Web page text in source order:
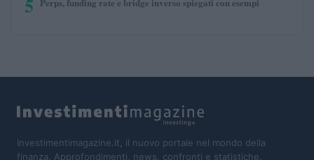
5
Investimentimagazine.it, il nuovo portale nel mondo della
finanza. Approfondimenti, news, confronti e statistiche.